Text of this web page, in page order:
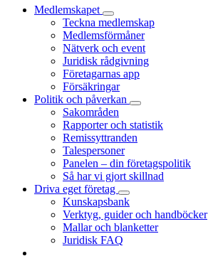
Medlemskapet
Teckna medlemskap
Medlemsförmåner
Nätverk och event
Juridisk rådgivning
Företagarnas app
Försäkringar
Politik och påverkan
Sakområden
Rapporter och statistik
Remissyttranden
Talespersoner
Panelen – din företagspolitik
Så har vi gjort skillnad
Driva eget företag
Kunskapsbank
Verktyg, guider och handböcker
Mallar och blanketter
Juridisk FAQ